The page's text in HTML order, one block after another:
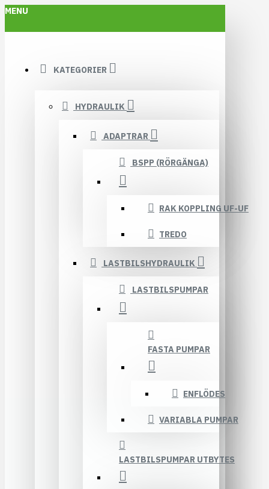
MENU
KATEGORIER
HYDRAULIK
ADAPTRAR
BSPP (RÖRGÄNGA)
RAK KOPPLING UF-UF
TREDO
LASTBILSHYDRAULIK
LASTBILSPUMPAR
FASTA PUMPAR
ENFLÖDES
VARIABLA PUMPAR
LASTBILSPUMPAR UTBYTES